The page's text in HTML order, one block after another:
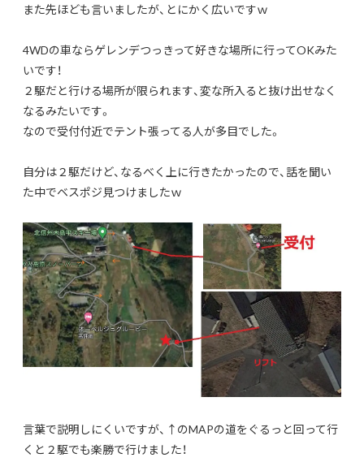
また先ほども言いましたが、とにかく広いですｗ
4WDの車ならゲレンデつっきって好きな場所に行ってOKみた
いです！
２駆だと行ける場所が限られます、変な所入ると抜け出せなく
なるみたいです。
なので受付付近でテント張ってる人が多目でした。
自分は２駆だけど、なるべく上に行きたかったので、話を聞い
た中でベスポジ見つけましたｗ
言葉で説明しにくいですが、↑のMAPの道をぐるっと回って行
くと２駆でも楽勝で行けました！